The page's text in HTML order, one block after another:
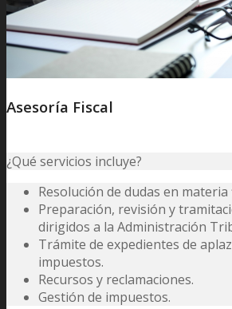
Asesoría Fiscal
¿Qué servicios incluye?
Resolución de dudas en materia
Preparación, revisión y
dirigidos a la Administración
Trámite de expedientes de
impuestos.
Recursos y reclamaciones.
Gestión de impuestos.